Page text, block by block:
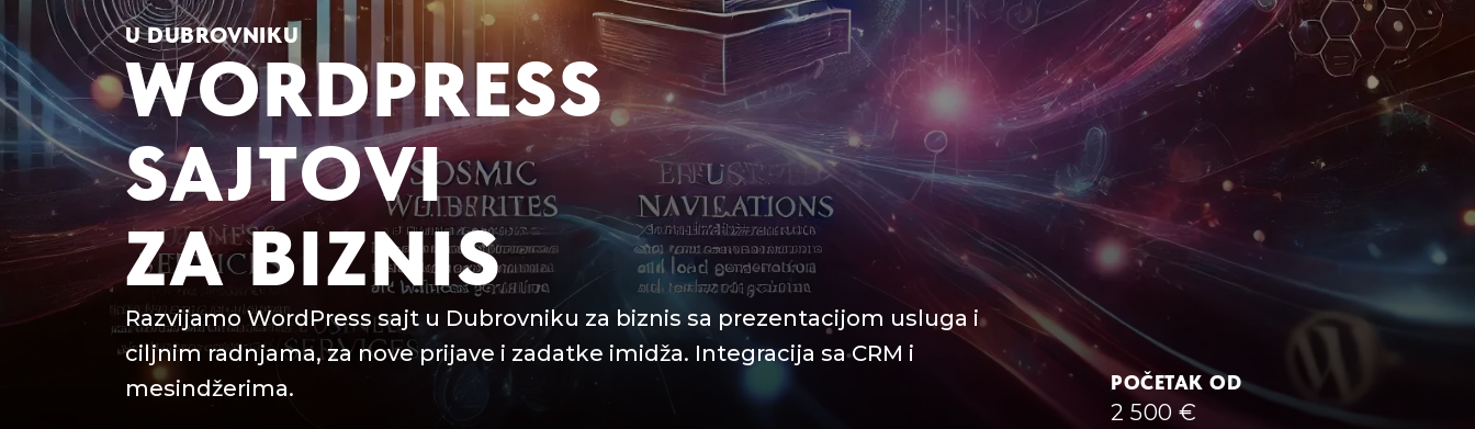
WORDPRESS
SAJTOVI
ZA BIZNIS
U DUBROVNIKU
Razvijamo WordPress sajt u Dubrovniku za biznis sa prezentacijom usluga i
ciljnim radnjama, za nove prijave i zadatke imidža. Integracija sa CRM i
mesindžerima.
POČETAK OD
2 500 €